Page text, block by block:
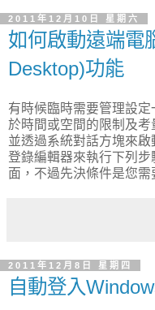
2011年12月10日 星期六
如何啟動遠端電
Desktop)功能
有時候臨時需要管理設
於時間或空間的限制及
並透過系統對話方塊來
登錄編輯器來執行下列
面，不過先決條件是您
2011年12月8日 星期四
自動登入